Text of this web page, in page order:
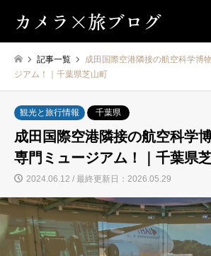
カメラ×旅ブログ
記事一覧
成田国際空港隣接の航空科学博
ジアム！｜千葉県芝山町
観光と旅行情報 千葉県
成田国際空港隣接の航空科学
専門ミュージアム！｜千葉県
2024.06.12 / 最終更新日：2026.05.29